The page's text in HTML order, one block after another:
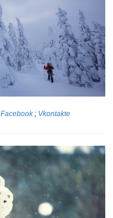
Facebook ; Vkontakte